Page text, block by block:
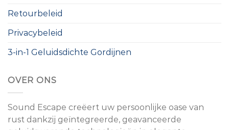
Retourbeleid
Privacybeleid
3-in-1 Geluidsdichte Gordijnen
OVER ONS
Sound Escape creëert uw persoonlijke oase van
rust dankzij geïntegreerde, geavanceerde